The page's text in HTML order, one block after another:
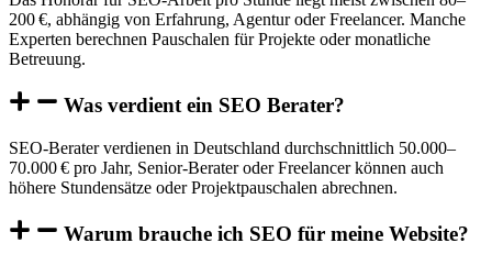
200 €, abhängig von Erfahrung, Agentur oder Freelancer. Manche
Experten berechnen Pauschalen für Projekte oder monatliche
Betreuung.
Was verdient ein SEO Berater?
SEO-Berater verdienen in Deutschland durchschnittlich 50.000–
70.000 € pro Jahr, Senior-Berater oder Freelancer können auch
höhere Stundensätze oder Projektpauschalen abrechnen.
Warum brauche ich SEO für meine Website?